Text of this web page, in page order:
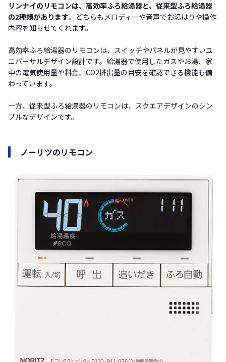
リンナイのリモコンは、高効率ふろ給湯器と、従来型ふろ給湯器
の2種類があります。どちらもメロディーや音声でお湯はりや操作
内容を知らせてくれます。
高効率ふろ給湯器のリモコンは、スイッチやパネルが見やすいユ
ニバーサルデザイン設計です。給湯器で使用したガスやお湯、家
中の電気使用量や料金、CO2排出量の目安を確認できる機能も備
わっています。
一方、従来型ふろ給湯器のリモコンは、スクエアデザインのシン
プルなデザインです。
ノーリツのリモコン